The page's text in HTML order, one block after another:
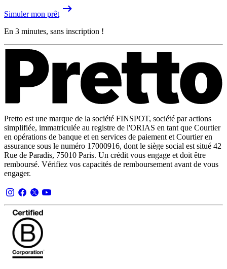
Simuler mon prêt
En 3 minutes, sans inscription !
Pretto est une marque de la société FINSPOT, société par actions
simplifiée, immatriculée au registre de l'ORIAS en tant que Courtier
en opérations de banque et en services de paiement et Courtier en
assurance sous le numéro 17000916, dont le siège social est situé 42
Rue de Paradis, 75010 Paris. Un crédit vous engage et doit être
remboursé. Vérifiez vos capacités de remboursement avant de vous
engager.